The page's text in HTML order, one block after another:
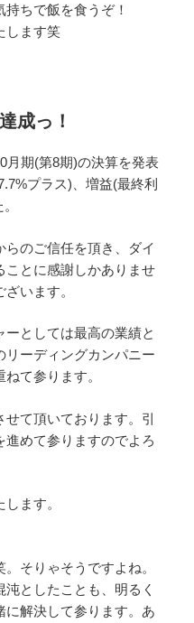
ちで飯を食うぞ！
します笑
成っ！
月期(第8期)の決算を発表
プラス)、増益(最終利
らのご信任を頂き、ダイ
ことに感謝しかありませ
います。
ーとしては最高の業績と
ーディングカンパニー
て参ります。
て頂いております。引
進めて参りますのでよろ
ます。
そりゃそうですよね。
としたことも、明るく
に解決して参ります。あ